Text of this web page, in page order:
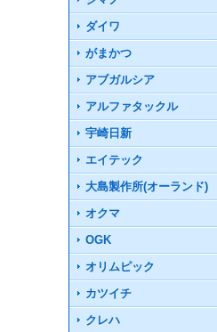
ダイワ
がまかつ
アブガルシア
アルファタックル
宇崎日新
エイテック
大島製作所(オーランド)
オクマ
OGK
オリムピック
カツイチ
クレハ